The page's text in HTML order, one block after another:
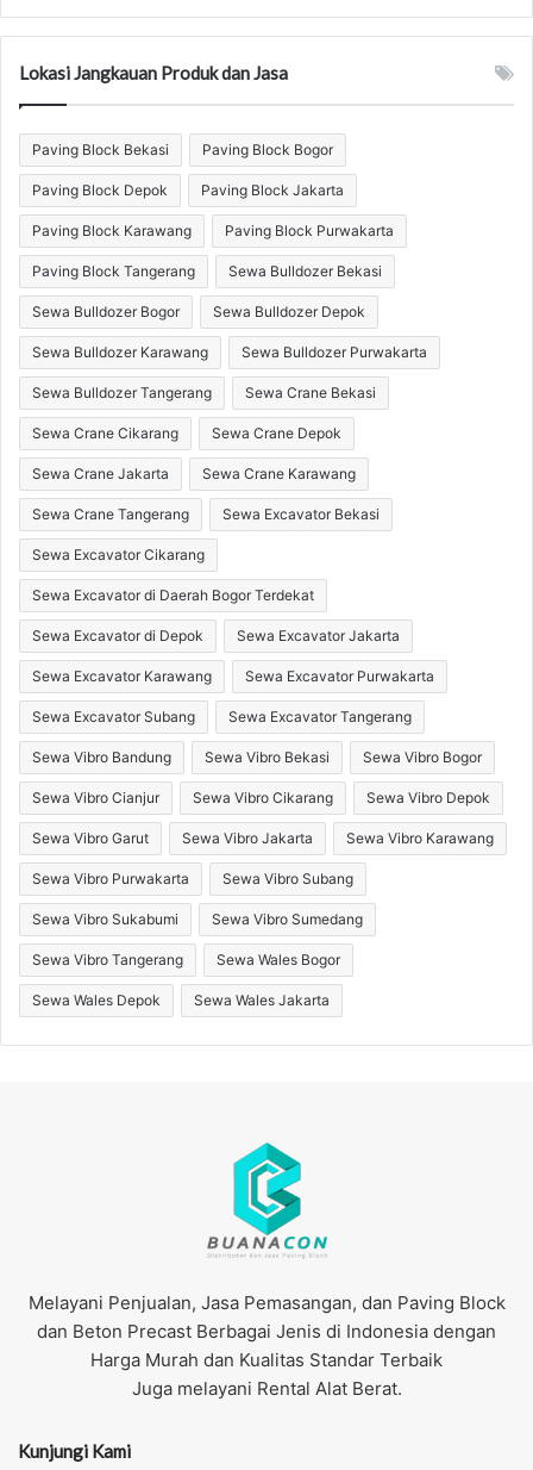
Lokasi Jangkauan Produk dan Jasa
Paving Block Bekasi Paving Block Bogor
Paving Block Depok Paving Block Jakarta
Paving Block Karawang Paving Block Purwakarta
Paving Block Tangerang Sewa Bulldozer Bekasi
Sewa Bulldozer Bogor Sewa Bulldozer Depok
Sewa Bulldozer Karawang Sewa Bulldozer Purwakarta
Sewa Bulldozer Tangerang Sewa Crane Bekasi
Sewa Crane Cikarang Sewa Crane Depok
Sewa Crane Jakarta Sewa Crane Karawang
Sewa Crane Tangerang Sewa Excavator Bekasi
Sewa Excavator Cikarang
Sewa Excavator di Daerah Bogor Terdekat
Sewa Excavator di Depok Sewa Excavator Jakarta
Sewa Excavator Karawang Sewa Excavator Purwakarta
Sewa Excavator Subang Sewa Excavator Tangerang
Sewa Vibro Bandung Sewa Vibro Bekasi Sewa Vibro Bogor
Sewa Vibro Cianjur Sewa Vibro Cikarang Sewa Vibro Depok
Sewa Vibro Garut Sewa Vibro Jakarta Sewa Vibro Karawang
Sewa Vibro Purwakarta Sewa Vibro Subang
Sewa Vibro Sukabumi Sewa Vibro Sumedang
Sewa Vibro Tangerang Sewa Wales Bogor
Sewa Wales Depok Sewa Wales Jakarta
Melayani Penjualan, Jasa Pemasangan, dan Paving Block
dan Beton Precast Berbagai Jenis di Indonesia dengan
Harga Murah dan Kualitas Standar Terbaik
Juga melayani Rental Alat Berat.
Kunjungi Kami